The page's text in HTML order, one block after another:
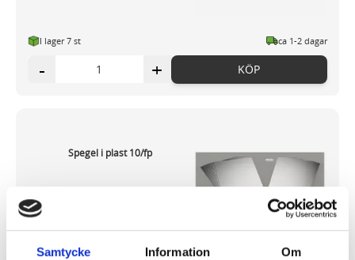
Samtycke Information Om
I lager 7 st ca 1-2 dagar
- + KÖP
Spegel i plast 10/fp